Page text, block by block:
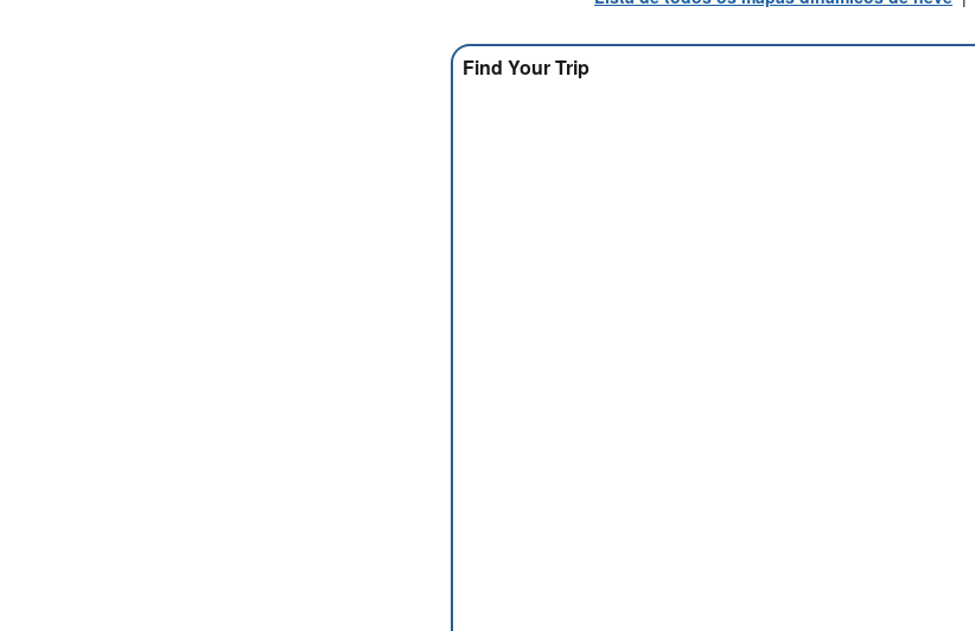
Find Your Trip